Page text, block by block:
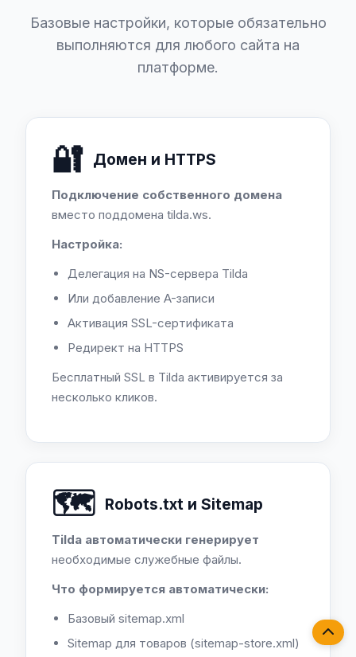
Базовые настройки, которые обязательно
выполняются для любого сайта на
платформе.
🔐 Домен и HTTPS
Подключение собственного домена
вместо поддомена tilda.ws.
Настройка:
Делегация на NS-сервера Tilda
Или добавление A-записи
Активация SSL-сертификата
Редирект на HTTPS
Бесплатный SSL в Tilda активируется за
несколько кликов.
🗺️ Robots.txt и Sitemap
Tilda автоматически генерирует
необходимые служебные файлы.
Что формируется автоматически:
Базовый sitemap.xml
Sitemap для товаров (sitemap-store.xml)